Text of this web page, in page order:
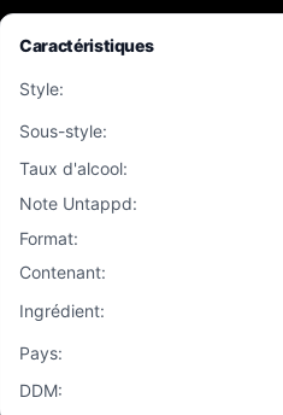
Caractéristiques
Style:
Sous-style:
Taux d'alcool:
Note Untappd:
Format:
Contenant:
Ingrédient:
Pays:
DDM: